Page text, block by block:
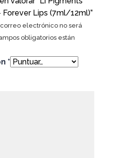
Lips (7ml/12ml)”
electrónico no será
obligatorios están
*